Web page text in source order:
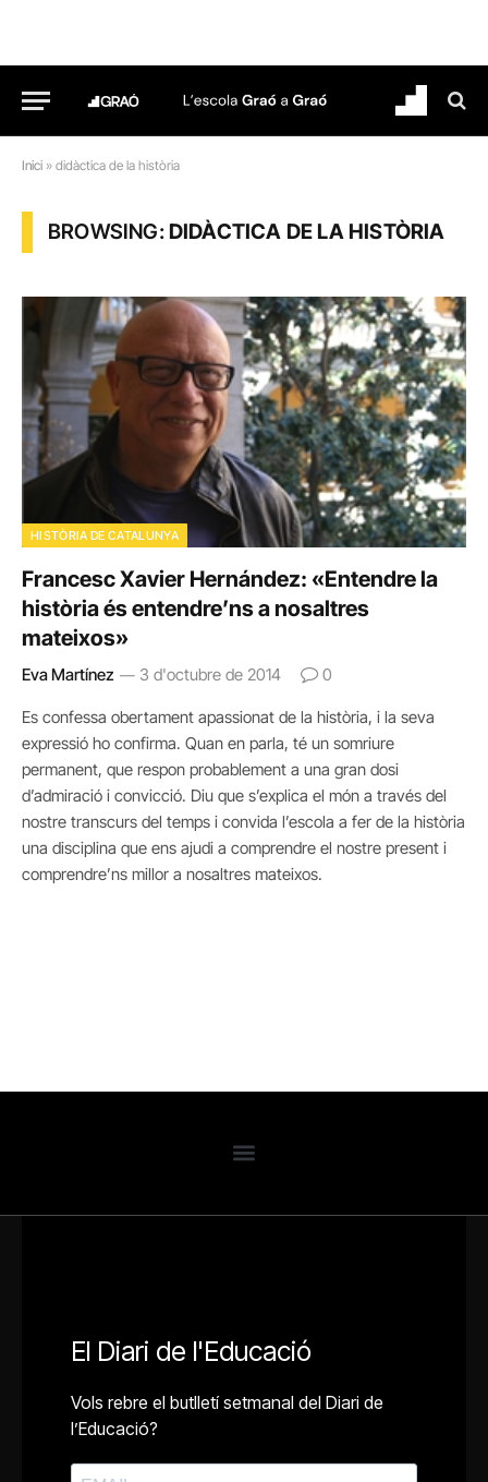
Inici » didàctica de la història
BROWSING:DIDÀCTICA DE LA HISTÒRIA
HISTÒRIA DE CATALUNYA
Francesc Xavier Hernández: «Entendre la
història és entendre’ns a nosaltres
mateixos»
Eva Martínez 3 d'octubre de 2014 0
Es confessa obertament apassionat de la història, i la seva
expressió ho confirma. Quan en parla, té un somriure
permanent, que respon probablement a una gran dosi
d’admiració i convicció. Diu que s’explica el món a través del
nostre transcurs del temps i convida l’escola a fer de la història
una disciplina que ens ajudi a comprendre el nostre present i
comprendre’ns millor a nosaltres mateixos.